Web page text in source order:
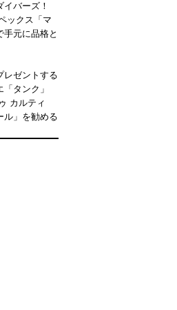
イバーズ！
ックス「マ
手元に品格と
レゼントする
タンク」
カルティ
ル」を勧める